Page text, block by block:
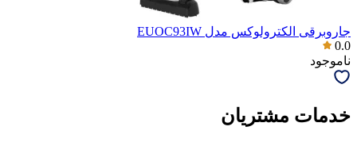
جاروبرقی الکترولوکس مدل EUOC93IW
0.0
ناموجود
خدمات مشتریان